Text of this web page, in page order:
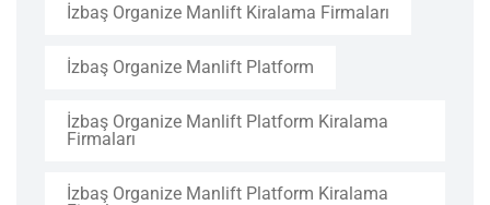
İzbaş Organize Manlift Kiralama Firmaları
İzbaş Organize Manlift Platform
İzbaş Organize Manlift Platform Kiralama
Firmaları
İzbaş Organize Manlift Platform Kiralama